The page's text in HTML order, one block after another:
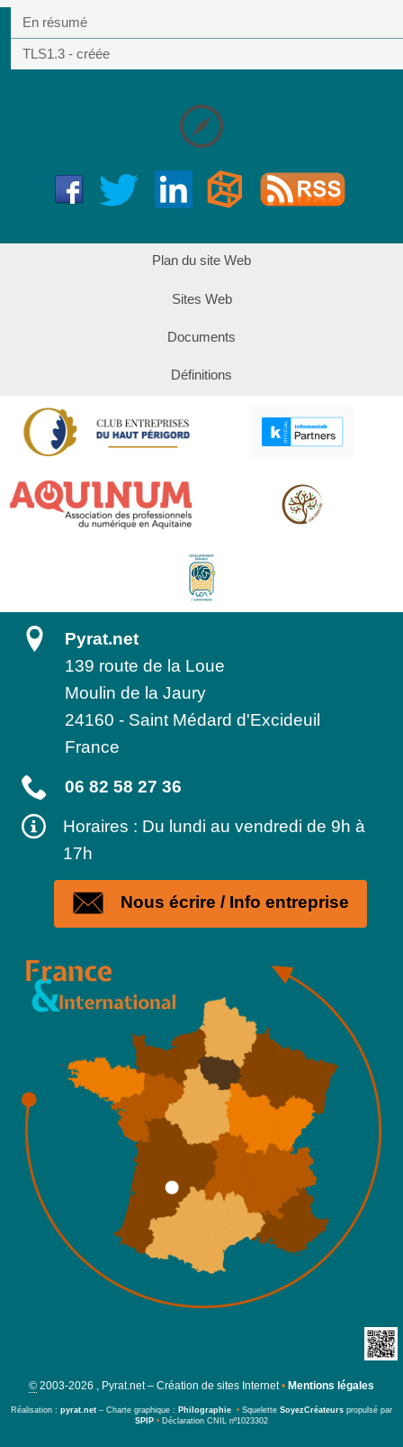
En résumé
TLS1.3 - créée
Plan du site Web
Sites Web
Documents
Définitions
Pyrat.net
139 route de la Loue
Moulin de la Jaury
24160 - Saint Médard d'Excideuil
France
06 82 58 27 36
Horaires : Du lundi au vendredi de 9h à
17h
Nous écrire / Info entreprise
© 2003-2026 , Pyrat.net – Création de sites Internet • Mentions légales
Réalisation : pyrat.net – Charte graphique : Philographie • Squelette SoyezCréateurs propulsé par
SPIP • Déclaration CNIL nº1023302